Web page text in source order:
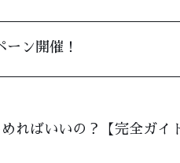
ン開催！
ればいいの？【完全ガイ